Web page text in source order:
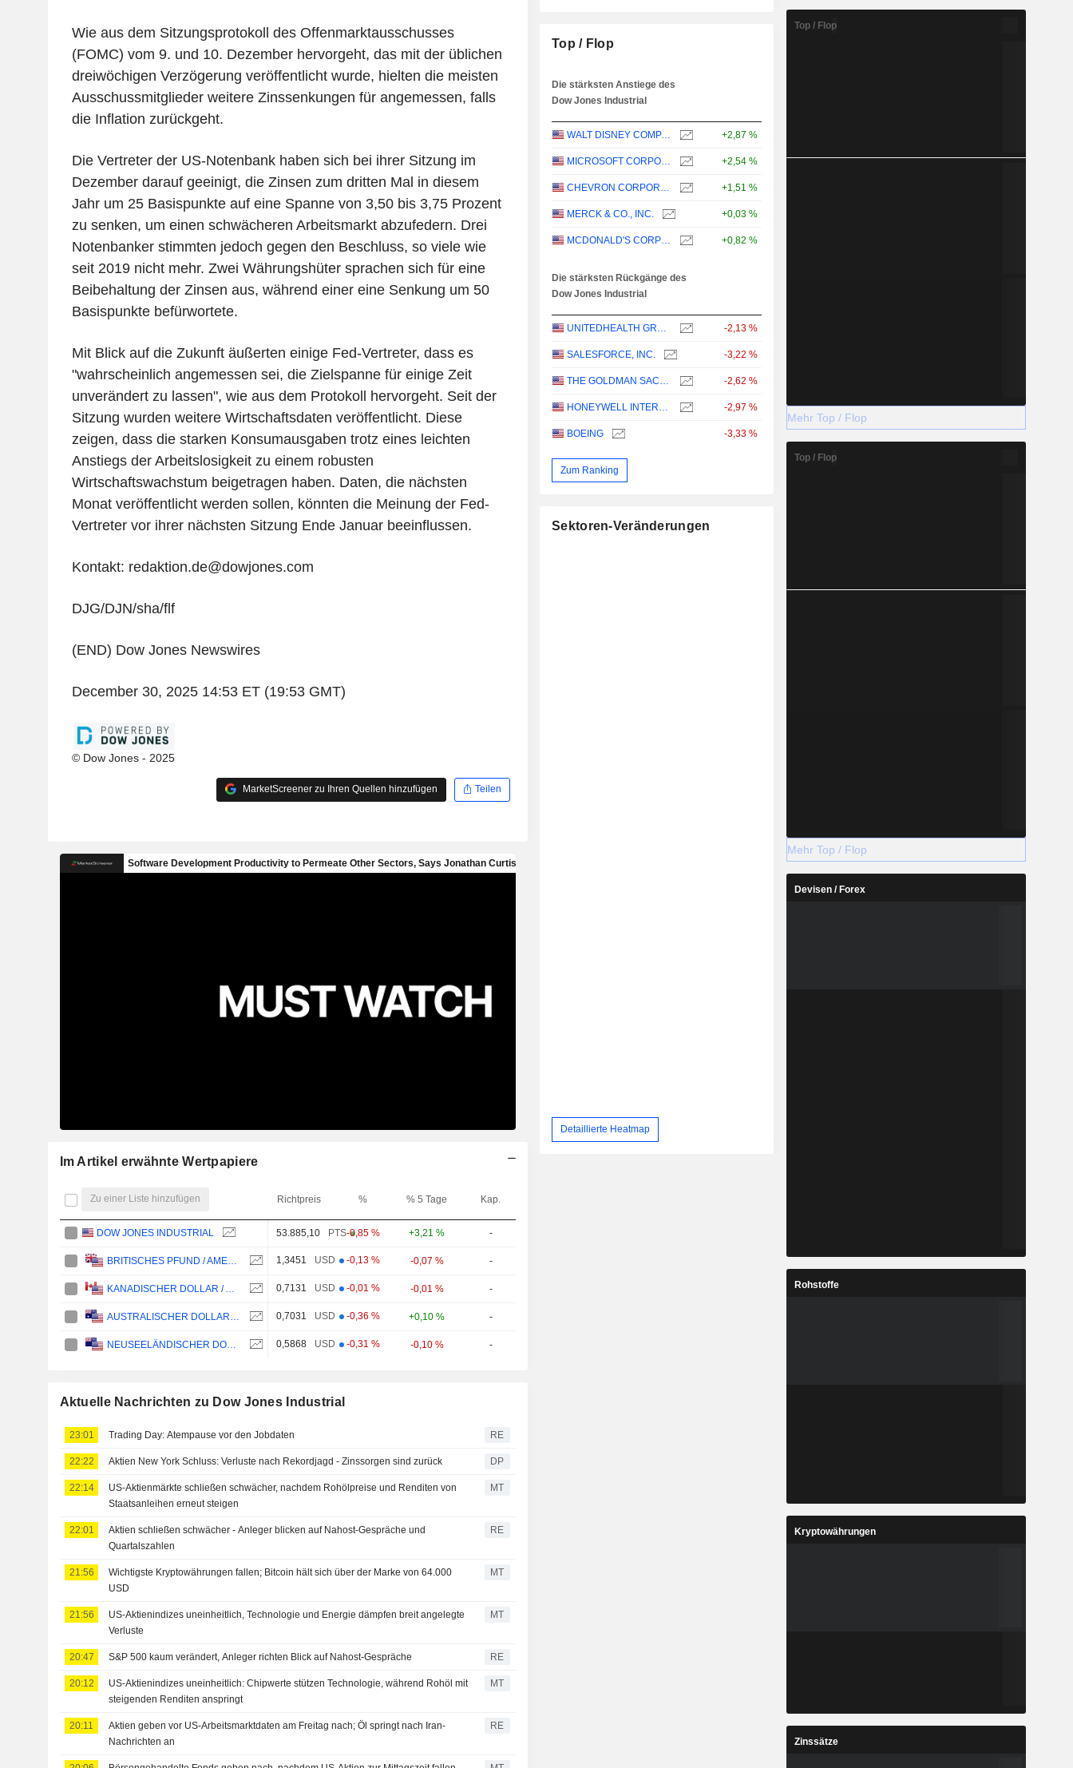
Wie aus dem Sitzungsprotokoll des Offenmarktausschusses
(FOMC) vom 9. und 10. Dezember hervorgeht, das mit der üblichen
dreiwöchigen Verzögerung veröffentlicht wurde, hielten die meisten
Ausschussmitglieder weitere Zinssenkungen für angemessen, falls
die Inflation zurückgeht.
Die Vertreter der US-Notenbank haben sich bei ihrer Sitzung im
Dezember darauf geeinigt, die Zinsen zum dritten Mal in diesem
Jahr um 25 Basispunkte auf eine Spanne von 3,50 bis 3,75 Prozent
zu senken, um einen schwächeren Arbeitsmarkt abzufedern. Drei
Notenbanker stimmten jedoch gegen den Beschluss, so viele wie
seit 2019 nicht mehr. Zwei Währungshüter sprachen sich für eine
Beibehaltung der Zinsen aus, während einer eine Senkung um 50
Basispunkte befürwortete.
Mit Blick auf die Zukunft äußerten einige Fed-Vertreter, dass es
"wahrscheinlich angemessen sei, die Zielspanne für einige Zeit
unverändert zu lassen", wie aus dem Protokoll hervorgeht. Seit der
Sitzung wurden weitere Wirtschaftsdaten veröffentlicht. Diese
zeigen, dass die starken Konsumausgaben trotz eines leichten
Anstiegs der Arbeitslosigkeit zu einem robusten
Wirtschaftswachstum beigetragen haben. Daten, die nächsten
Monat veröffentlicht werden sollen, könnten die Meinung der Fed-
Vertreter vor ihrer nächsten Sitzung Ende Januar beeinflussen.
Kontakt: redaktion.de@dowjones.com
DJG/DJN/sha/flf
(END) Dow Jones Newswires
December 30, 2025 14:53 ET (19:53 GMT)
© Dow Jones - 2025
MarketScreener zu Ihren Quellen hinzufügen Teilen
Im Artikel erwähnte Wertpapiere
Zu einer Liste hinzufügen Richtpreis % % 5 Tage Kap.
DOW JONES INDUSTRIAL 53.885,10 PTS-0,85 % +3,21 % -
1,3451 USD -0,13 % -0,07 % -
0,7131 USD -0,01 % -0,01 % -
0,7031 USD -0,36 % +0,10 % -
0,5868 USD -0,31 % -0,10 % -
Aktuelle Nachrichten zu Dow Jones Industrial
23:01 Trading Day: Atempause vor den Jobdaten RE
22:22 Aktien New York Schluss: Verluste nach Rekordjagd - Zinssorgen sind zurück DP
22:14
US-Aktienmärkte schließen schwächer, nachdem Rohölpreise und Renditen von
Staatsanleihen erneut steigen
MT
22:01
Aktien schließen schwächer - Anleger blicken auf Nahost-Gespräche und
Quartalszahlen
RE
21:56
Wichtigste Kryptowährungen fallen; Bitcoin hält sich über der Marke von 64.000
USD
MT
21:56
US-Aktienindizes uneinheitlich, Technologie und Energie dämpfen breit angelegte
Verluste
MT
20:47 S&P 500 kaum verändert, Anleger richten Blick auf Nahost-Gespräche RE
20:12
US-Aktienindizes uneinheitlich: Chipwerte stützen Technologie, während Rohöl mit
steigenden Renditen anspringt
MT
20:11
Aktien geben vor US-Arbeitsmarktdaten am Freitag nach; Öl springt nach Iran-
Nachrichten an
RE
Top / Flop
Die stärksten Anstiege des
Dow Jones Industrial
WALT DISNEY COMPANY (THE) +2,87 %
MICROSOFT CORPORATION +2,54 %
CHEVRON CORPORATION +1,51 %
MERCK & CO., INC. +0,03 %
MCDONALD'S CORPORATION +0,82 %
Die stärksten Rückgänge des
Dow Jones Industrial
UNITEDHEALTH GROUP INC. -2,13 %
SALESFORCE, INC. -3,22 %
THE GOLDMAN SACHS GROUP, INC. -2,62 %
HONEYWELL INTERNATIONAL INC. -2,97 %
BOEING -3,33 %
Zum Ranking
Sektoren-Veränderungen
Detaillierte Heatmap
Top / Flop
Mehr Top / Flop
Top / Flop
Mehr Top / Flop
Devisen / Forex
Rohstoffe
Kryptowährungen
Zinssätze